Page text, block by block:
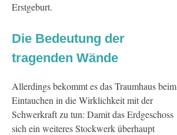
Erstgeburt.
Die Bedeutung der
tragenden Wände
Allerdings bekommt es das Traumhaus beim
Eintauchen in die Wirklichkeit mit der
Schwerkraft zu tun: Damit das Erdgeschoss
sich ein weiteres Stockwerk überhaupt